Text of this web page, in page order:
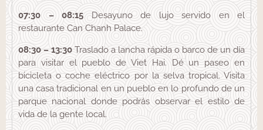
07:30 – 08:15Desayuno de lujo servido en el
restaurante Can Chanh Palace.
08:30 – 13:30 Traslado a lancha rápida o barco de un día
para visitar el pueblo de Viet Hai. Dé un paseo en
bicicleta o coche eléctrico por la selva tropical. Visita
una casa tradicional en un pueblo en lo profundo de un
parque nacional donde podrás observar el estilo de
vida de la gente local.